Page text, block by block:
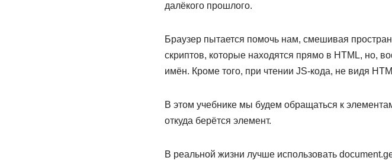
далёкого прошлого.
Браузер пытается помочь нам, смешивая
скриптов, которые находятся прямо в HTML, но,
имён. Кроме того, при чтении JS-кода, не видя
В этом учебнике мы будем обращаться к
откуда берётся элемент.
В реальной жизни лучше использовать